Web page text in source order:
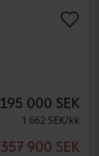
195 000 SEK
1 662 SEK/kk
357 900 SEK